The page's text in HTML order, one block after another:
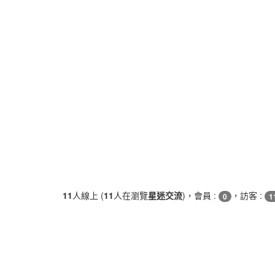
11人線上 (11人在瀏覽星迷交流)，會員 : 0 ，訪客 :